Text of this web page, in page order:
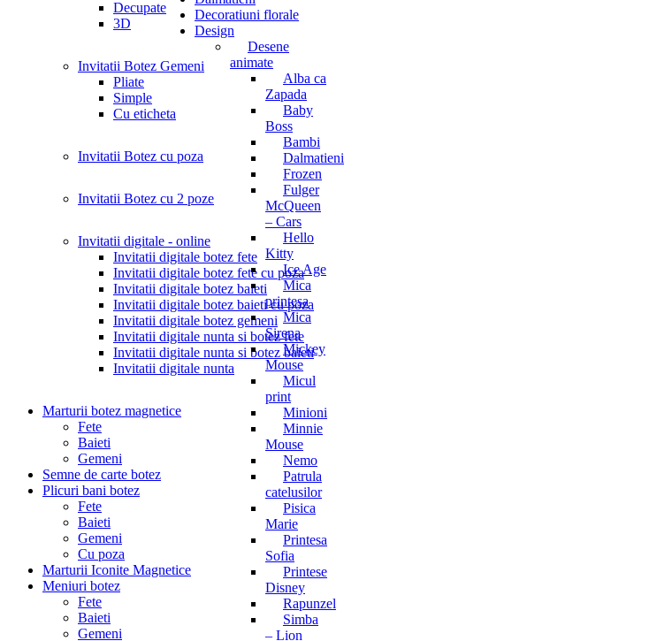
Decoratiuni florale
Design
Desene
animate
Alba ca
Zapada
Baby
Boss
Bambi
Dalmatieni
Frozen
Fulger
McQueen
– Cars
Hello
Kitty
Ice Age
Mica
printesa
Mica
Sirena
Mickey
Mouse
Micul
print
Minioni
Minnie
Mouse
Nemo
Patrula
catelusilor
Pisica
Marie
Printesa
Sofia
Printese
Disney
Rapunzel
Simba
– Lion
Decupate
3D
Invitatii Botez Gemeni
Pliate
Simple
Cu eticheta
Invitatii Botez cu poza
Invitatii Botez cu 2 poze
Invitatii digitale - online
Invitatii digitale botez fete
Invitatii digitale botez fete cu poza
Invitatii digitale botez baieti
Invitatii digitale botez baieti cu poza
Invitatii digitale botez gemeni
Invitatii digitale nunta si botez fete
Invitatii digitale nunta si botez baieti
Invitatii digitale nunta
Marturii botez magnetice
Fete
Baieti
Gemeni
Semne de carte botez
Plicuri bani botez
Fete
Baieti
Gemeni
Cu poza
Marturii Iconite Magnetice
Meniuri botez
Fete
Baieti
Gemeni